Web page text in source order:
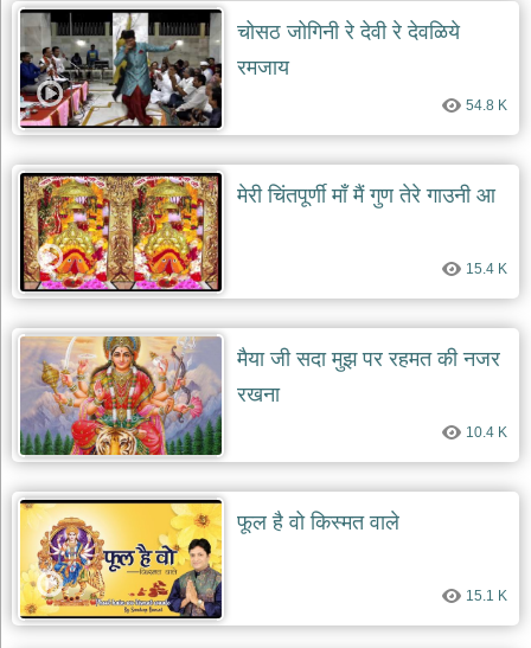
दयाल
भजन
bawa
lal
dayal
bhajans
शनि
देव
भजन
shani
dev
bhajans
आज
भजन
bhajan
of
the
day
भजन
जोड़ें
add
bhajans
चोसठ जोगिनी रे देवी रे देवळिये
रमजाय
54.8 K
मेरी चिंतपूर्णी माँ मैं गुण तेरे गाउनी आ
15.4 K
मैया जी सदा मुझ पर रहमत की नजर
रखना
10.4 K
फूल है वो किस्मत वाले
15.1 K